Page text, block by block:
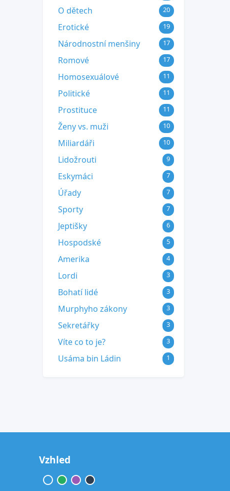
O dětech 20
Erotické 19
Národnostní menšiny 17
Romové 17
Homosexuálové 11
Politické 11
Prostituce 11
Ženy vs. muži 10
Miliardáři 10
Lidožrouti 9
Eskymáci 7
Úřady 7
Sporty 7
Jeptišky 6
Hospodské 5
Amerika 4
Lordi 3
Bohatí lidé 3
Murphyho zákony 3
Sekretářky 3
Víte co to je? 3
Usáma bin Ládin 1
Vzhled